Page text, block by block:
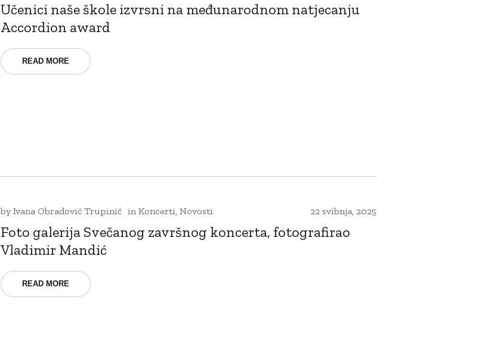
Učenici naše škole izvrsni na međunarodnom natjecanju
Accordion award
READ MORE
22 svibnja, 2025
byIvana Obradović Trupinić inKoncerti ,Novosti
Foto galerija Svečanog završnog koncerta, fotografirao
Vladimir Mandić
READ MORE